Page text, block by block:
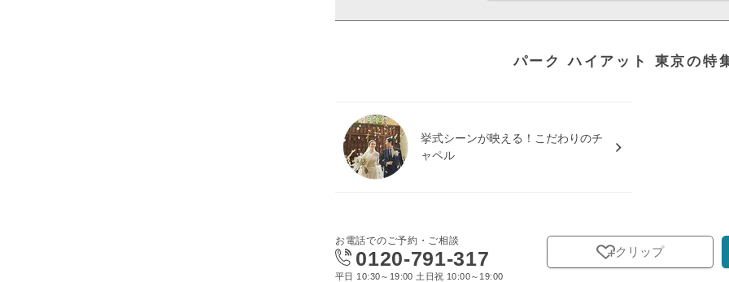
パーク ハイアット 東京の特
挙式シーンが映える！こだわりのチ
ャペル
お電話でのご予約・ご相談
0120-791-317
平日 10:30～19:00 土日祝 10:00～19:00
クリップ